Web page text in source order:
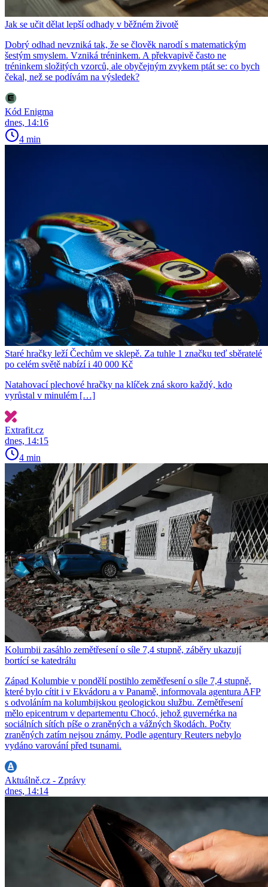
Jak se učit dělat lepší odhady v běžném životě
Dobrý odhad nevzniká tak, že se člověk narodí s matematickým
šestým smyslem. Vzniká tréninkem. A překvapivě často ne
tréninkem složitých vzorců, ale obyčejným zvykem ptát se: co bych
čekal, než se podívám na výsledek?
Kód Enigma
dnes, 14:16
4 min
Staré hračky leží Čechům ve sklepě. Za tuhle 1 značku teď sběratelé
po celém světě nabízí i 40 000 Kč
Natahovací plechové hračky na klíček zná skoro každý, kdo
vyrůstal v minulém […]
Extrafit.cz
dnes, 14:15
4 min
Kolumbii zasáhlo zemětřesení o síle 7,4 stupně, záběry ukazují
bortící se katedrálu
Západ Kolumbie v pondělí postihlo zemětřesení o síle 7,4 stupně,
které bylo cítit i v Ekvádoru a v Panamě, informovala agentura AFP
s odvoláním na kolumbijskou geologickou službu. Zemětřesení
mělo epicentrum v departementu Chocó, jehož guvernérka na
sociálních sítích píše o zraněných a vážných škodách. Počty
zraněných zatím nejsou známy. Podle agentury Reuters nebylo
vydáno varování před tsunami.
Aktuálně.cz - Zprávy
dnes, 14:14